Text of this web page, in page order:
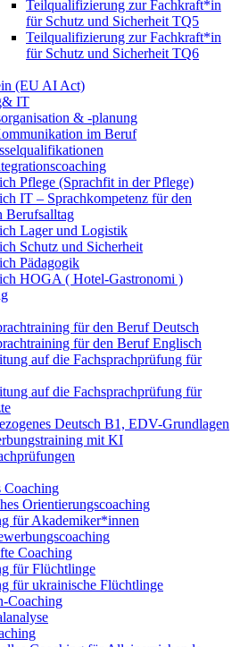
Teilqualifizierung zur Fachkraft*in
für Schutz und Sicherheit TQ5
Teilqualifizierung zur Fachkraft*in
für Schutz und Sicherheit TQ6
(EU AI Act)
IT
& ‑planung
im Beruf
Pflege (Sprachfit in der Pflege)
IT – Sprachkompetenz für den
Berufsalltag
Lager und Logistik
Schutz und Sicherheit
Pädagogik
HOGA ( Hotel-Gastronomi )
für den Beruf Deutsch
für den Beruf Englisch
auf die Fachsprachprüfung für
auf die Fachsprachprüfung für
Deutsch B1, EDV-Grundlagen
mit KI
Coaching
Orientierungscoaching
für Akademiker*innen
Coaching
für Flüchtlinge
für ukrainische Flüchtlinge
Coaching